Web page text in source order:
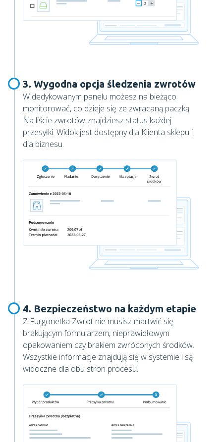
3. Wygodna opcja śledzenia zwrotów
W dedykowanym panelu możesz na bieżąco
monitorować, co dzieje się ze zwracaną paczką.
Na liście zwrotów znajdziesz status każdej
przesyłki. Widok jest dostępny dla Klienta sklepu i
dla biznesu.
4. Bezpieczeństwo na każdym etapie
Z Furgonetka Zwrot nie musisz martwić się
brakującym formularzem, nieprawidłowym
opakowaniem czy brakiem zwróconych środków.
Wszystkie informacje znajdują się w systemie i są
widoczne dla obu stron procesu.